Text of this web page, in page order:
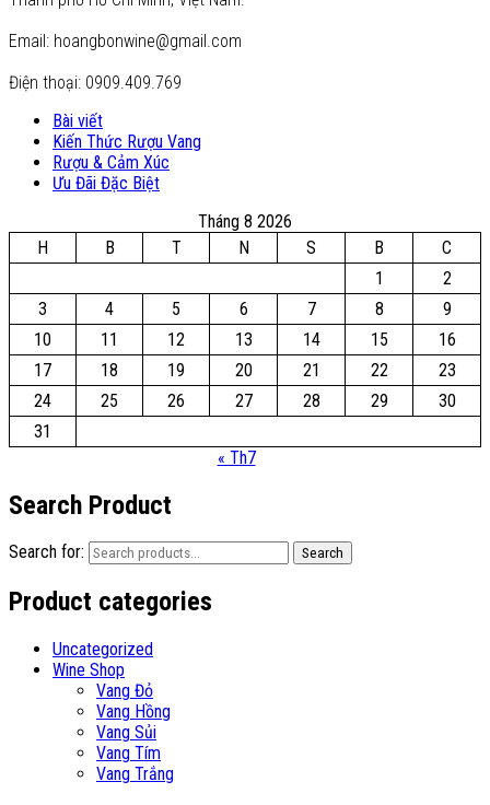
Email: hoangbonwine@gmail.com
Điện thoại: 0909.409.769
Bài viết
Kiến Thức Rượu Vang
Rượu & Cảm Xúc
Ưu Đãi Đặc Biệt
Tháng 8 2026
H
B T N S B
C
1
2
3
4 5 6 7 8
9
10
11 12 13 14 15
16
17
18 19 20 21 22
23
24
25 26 27 28 29
30
31
« Th7
Search Product
Search for: Search
Product categories
Uncategorized
Wine Shop
Vang Đỏ
Vang Hồng
Vang Sủi
Vang Tím
Vang Trắng